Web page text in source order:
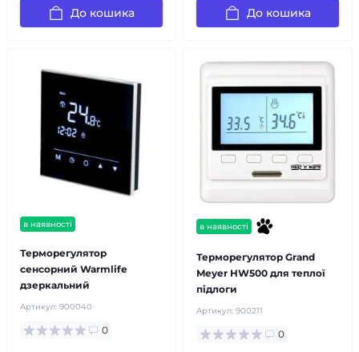
До кошика До кошика
в наявності
Терморегулятор
сенсорний Warmlife
дзеркальний
Артикул: 900040
0
в наявності
Терморегулятор Grand
Meyer HW500 для теплої
підлоги
Артикул: 900211
0